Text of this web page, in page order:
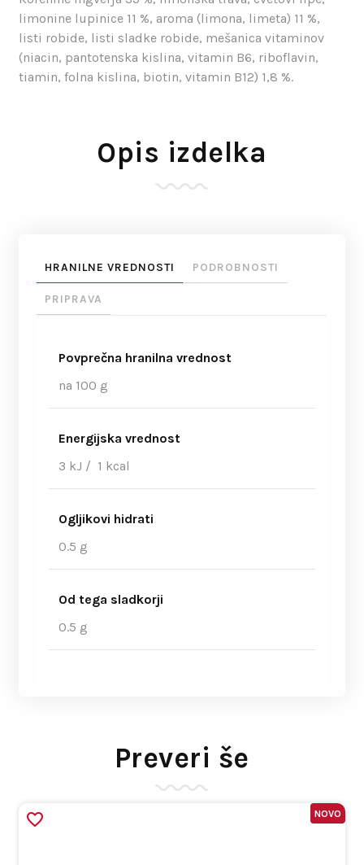
limonine lupinice 11 %, aroma (limona, limeta) 11 %,
listi robide, listi sladke robide, mešanica vitaminov
(niacin, pantotenska kislina, vitamin B6, riboflavin,
tiamin, folna kislina, biotin, vitamin B12) 1,8 %.
Opis izdelka
HRANILNE VREDNOSTI PODROBNOSTI
PRIPRAVA
Povprečna hranilna vrednost
na 100 g
Energijska vrednost
3 kJ / 1 kcal
Ogljikovi hidrati
0.5 g
Od tega sladkorji
0.5 g
Preveri še
NOVO